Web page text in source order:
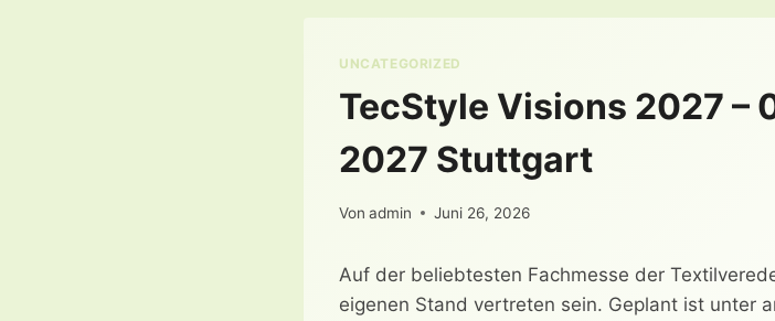
UNCATEGORIZED
TecStyle Visions 2027 –
2027 Stuttgart
Von admin Juni 26, 2026
Auf der beliebtesten Fachmesse der
eigenen Stand vertreten sein. Geplant ist unter